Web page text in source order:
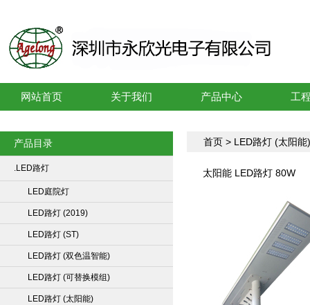
网站首页 关于我们 产品中心 工
产品目录
.LED路灯
LED庭院灯
LED路灯 (2019)
LED路灯 (ST)
LED路灯 (双色温智能)
LED路灯 (可替换模组)
LED路灯 (太阳能)
首页 > LED路灯 (太阳能)
太阳能 LED路灯 80W